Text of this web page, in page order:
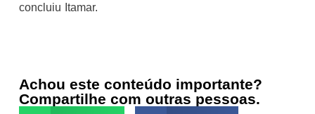
concluiu Itamar.
Achou este conteúdo importante?
Compartilhe com outras pessoas.